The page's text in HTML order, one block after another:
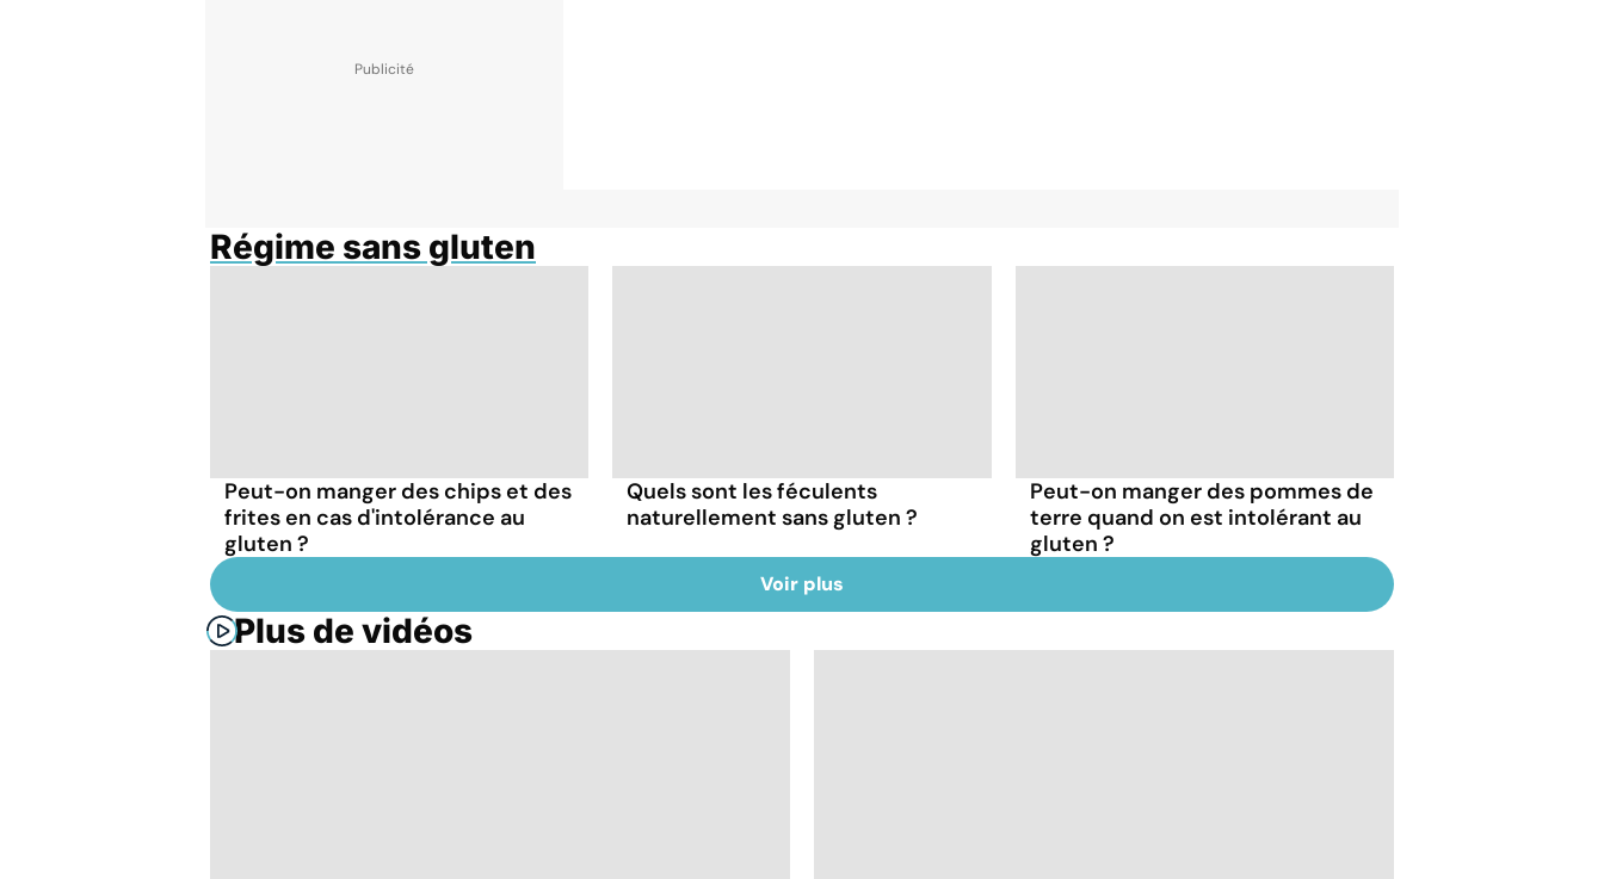
Régime sans gluten
Peut-on manger des chips et des
frites en cas d'intolérance au
gluten ?
Quels sont les féculents
naturellement sans gluten ?
Peut-on manger des pommes de
terre quand on est intolérant au
gluten ?
Voir plus
Plus de vidéos